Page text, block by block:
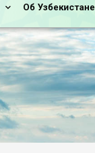
Об Узбекистане